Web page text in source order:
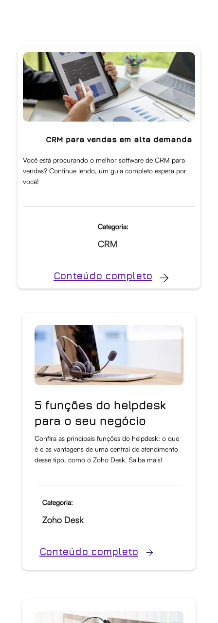
CRM para vendas em alta demanda
Você está procurando o melhor software de CRM para
vendas? Continue lendo, um guia completo espera por
você!
Categoria:
CRM
Conteúdo completo
5 funções do helpdesk
para o seu negócio
Confira as principais funções do helpdesk: o que
é e as vantagens de uma central de atendimento
desse tipo, como o Zoho Desk. Saiba mais!
Categoria:
Zoho Desk
Conteúdo completo